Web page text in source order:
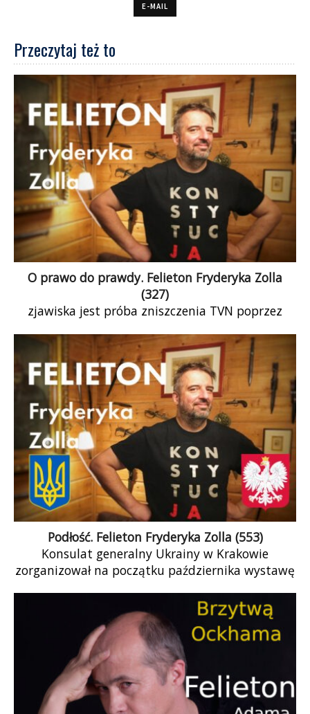
E-MAIL
Przeczytaj też to
O prawo do prawdy. Felieton Fryderyka Zolla
(327)
zjawiska jest próba zniszczenia TVN poprzez
Podłość. Felieton Fryderyka Zolla (553)
Konsulat generalny Ukrainy w Krakowie
zorganizował na początku października wystawę
pochodzenia, którzy walczyli w Siłach Zbrojnych
Ukrainy: fotografie przypominające portrety
poległych znane z każdej ukraińskiej
miejscowości.